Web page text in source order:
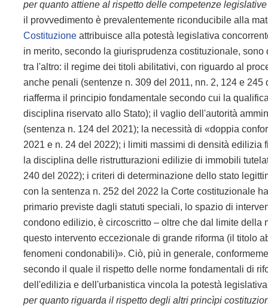
per quanto attiene al rispetto delle competenze
il provvedimento è prevalentemente riconducibile alla
Costituzione attribuisce alla potestà legislativa
in merito, secondo la giurisprudenza costituzionale,
tra l'altro: il regime dei titoli abilitativi, con riguardo al
anche penali (sentenze n. 309 del 2011, nn. 2, 124 e
riafferma il principio fondamentale secondo cui la
disciplina riservato allo Stato); il vaglio dell'autorità
(sentenza n. 124 del 2021); la necessità di «doppia
2021 e n. 24 del 2022); i limiti massimi di densità
la disciplina delle ristrutturazioni edilizie di immobili
240 del 2022); i criteri di determinazione dello stato
con la sentenza n. 252 del 2022 la Corte costituzionale
primario previste dagli statuti speciali, lo spazio di
condono edilizio, è circoscritto – oltre che dal limite
questo intervento eccezionale di grande riforma (il titolo
fenomeni condonabili)». Ciò, più in generale,
secondo il quale il rispetto delle norme fondamentali di
dell'edilizia e dell'urbanistica vincola la potestà
per quanto riguarda il rispetto degli altri princìpi